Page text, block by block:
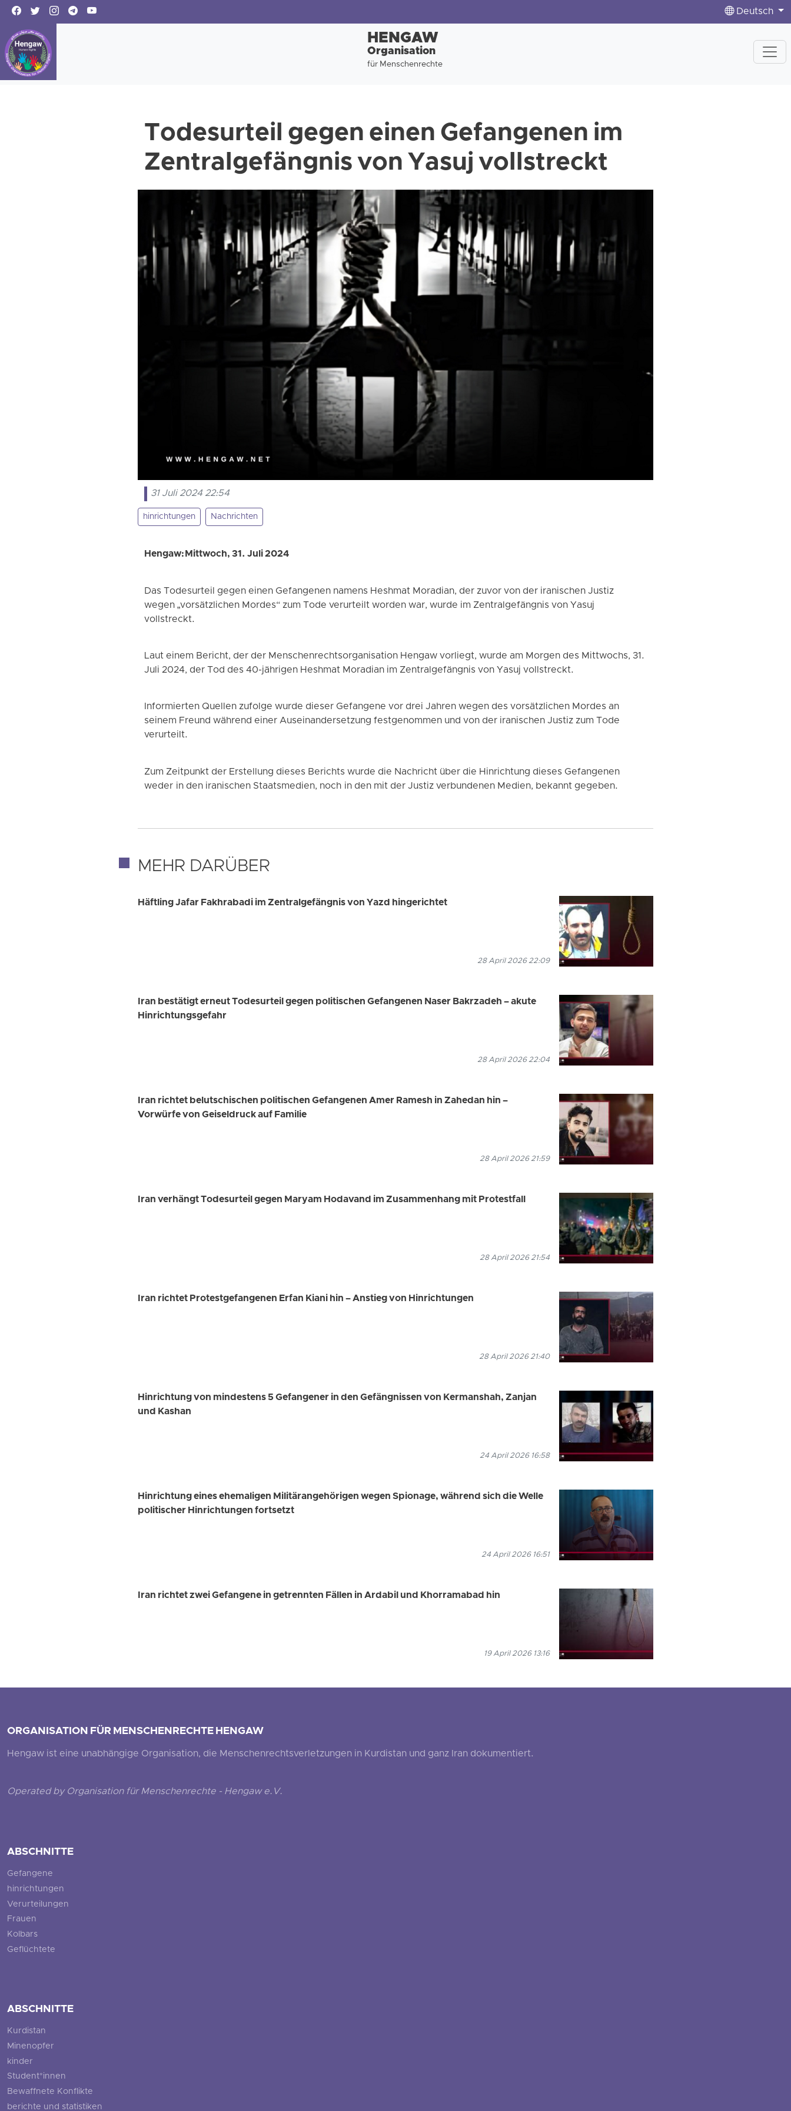
Deutsch
HENGAW
Organisation
für Menschenrechte
Todesurteil gegen einen Gefangenen im
Zentralgefängnis von Yasuj vollstreckt
31 Juli 2024 22:54
hinrichtungen Nachrichten
Hengaw: Mittwoch, 31. Juli 2024
Das Todesurteil gegen einen Gefangenen namens Heshmat Moradian, der zuvor von der iranischen Justiz
wegen „vorsätzlichen Mordes“ zum Tode verurteilt worden war, wurde im Zentralgefängnis von Yasuj
vollstreckt.
Laut einem Bericht, der der Menschenrechtsorganisation Hengaw vorliegt, wurde am Morgen des Mittwochs, 31.
Juli 2024, der Tod des 40-jährigen Heshmat Moradian im Zentralgefängnis von Yasuj vollstreckt.
Informierten Quellen zufolge wurde dieser Gefangene vor drei Jahren wegen des vorsätzlichen Mordes an
seinem Freund während einer Auseinandersetzung festgenommen und von der iranischen Justiz zum Tode
verurteilt.
Zum Zeitpunkt der Erstellung dieses Berichts wurde die Nachricht über die Hinrichtung dieses Gefangenen
weder in den iranischen Staatsmedien, noch in den mit der Justiz verbundenen Medien, bekannt gegeben.
MEHR DARÜBER
Häftling Jafar Fakhrabadi im Zentralgefängnis von Yazd hingerichtet
28 April 2026 22:09
Iran bestätigt erneut Todesurteil gegen politischen Gefangenen Naser Bakrzadeh – akute
Hinrichtungsgefahr
28 April 2026 22:04
Iran richtet belutschischen politischen Gefangenen Amer Ramesh in Zahedan hin –
Vorwürfe von Geiseldruck auf Familie
28 April 2026 21:59
Iran verhängt Todesurteil gegen Maryam Hodavand im Zusammenhang mit Protestfall
28 April 2026 21:54
Iran richtet Protestgefangenen Erfan Kiani hin – Anstieg von Hinrichtungen
28 April 2026 21:40
Hinrichtung von mindestens 5 Gefangener in den Gefängnissen von Kermanshah, Zanjan
und Kashan
24 April 2026 16:58
Hinrichtung eines ehemaligen Militärangehörigen wegen Spionage, während sich die Welle
politischer Hinrichtungen fortsetzt
24 April 2026 16:51
Iran richtet zwei Gefangene in getrennten Fällen in Ardabil und Khorramabad hin
19 April 2026 13:16
ORGANISATION FÜR MENSCHENRECHTE HENGAW
Hengaw ist eine unabhängige Organisation, die Menschenrechtsverletzungen in Kurdistan und ganz Iran dokumentiert.
Operated by Organisation für Menschenrechte - Hengaw e.V.
ABSCHNITTE
Gefangene
hinrichtungen
Verurteilungen
Frauen
Kolbars
Geflüchtete
ABSCHNITTE
Kurdistan
Minenopfer
kinder
Student*innen
Bewaffnete Konflikte
berichte und statistiken